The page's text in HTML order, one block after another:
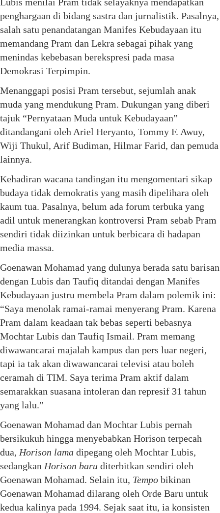
penghargaan di bidang sastra dan jurnalistik. Pasalnya,
salah satu penandatangan Manifes Kebudayaan itu
memandang Pram dan Lekra sebagai pihak yang
menindas kebebasan berekspresi pada masa
Demokrasi Terpimpin.
Menanggapi posisi Pram tersebut, sejumlah anak
muda yang mendukung Pram. Dukungan yang diberi
tajuk “Pernyataan Muda untuk Kebudayaan”
ditandangani oleh Ariel Heryanto, Tommy F. Awuy,
Wiji Thukul, Arif Budiman, Hilmar Farid, dan pemuda
lainnya.
Kehadiran wacana tandingan itu mengomentari sikap
budaya tidak demokratis yang masih dipelihara oleh
kaum tua. Pasalnya, belum ada forum terbuka yang
adil untuk menerangkan kontroversi Pram sebab Pram
sendiri tidak diizinkan untuk berbicara di hadapan
media massa.
Goenawan Mohamad yang dulunya berada satu barisan
dengan Lubis dan Taufiq ditandai dengan Manifes
Kebudayaan justru membela Pram dalam polemik ini:
“Saya menolak ramai-ramai menyerang Pram. Karena
Pram dalam keadaan tak bebas seperti bebasnya
Mochtar Lubis dan Taufiq Ismail. Pram memang
diwawancarai majalah kampus dan pers luar negeri,
tapi ia tak akan diwawancarai televisi atau boleh
ceramah di TIM. Saya terima Pram aktif dalam
semarakkan suasana intoleran dan represif 31 tahun
yang lalu.”
Goenawan Mohamad dan Mochtar Lubis pernah
bersikukuh hingga menyebabkan Horison terpecah
dua, Horison lama dipegang oleh Mochtar Lubis,
sedangkan Horison baru diterbitkan sendiri oleh
Goenawan Mohamad. Selain itu, Tempo bikinan
Goenawan Mohamad dilarang oleh Orde Baru untuk
kedua kalinya pada 1994. Sejak saat itu, ia konsisten